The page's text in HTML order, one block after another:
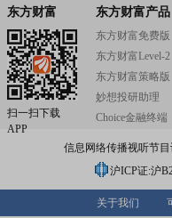
东方财富
扫一扫下载
APP
东方财富产品
东方财富免费版
东方财富Level-2
东方财富策略版
妙想投研助理
Choice金融终端
信息网络传播视听节目
沪ICP证:沪
关于我们